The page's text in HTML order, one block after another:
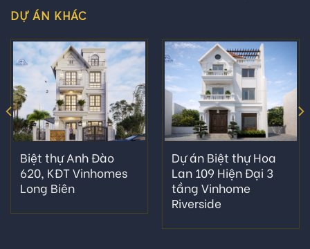
DỰ ÁN KHÁC
Biệt thự Anh Đào
620, KĐT Vinhomes
Long Biên
Dự án Biệt thự Hoa
Lan 109 Hiện Đại 3
tầng Vinhome
Riverside